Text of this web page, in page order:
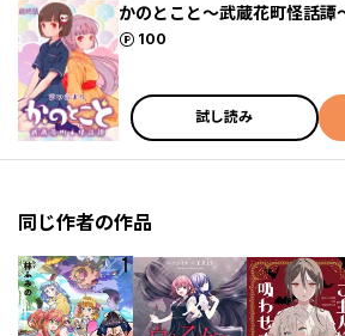
かのとこと～武蔵花町怪話譚
100
ポイント
試し読み
同じ作者の作品